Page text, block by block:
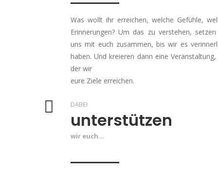
Was wollt ihr erreichen, welche Gefühle,
Erinnerungen? Um das zu verstehen,
uns mit euch zusammen, bis wir es
haben. Und kreieren dann eine
der wir
eure Ziele erreichen.
DABEI
unterstützen
wir euch...